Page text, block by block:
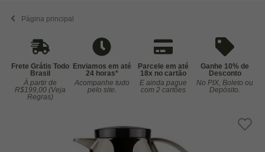
Página principal
Frete Grátis Todo
Brasil
À partir de
R$199,00 (Veja
Regras)
Enviamos em até
24 horas*
Acompanhe tudo
pelo site.
Parcele em até
18x no cartão
E ainda pague
com 2 cartões
Ganhe 10% de
Desconto
No PIX, Boleto ou
Depósito.